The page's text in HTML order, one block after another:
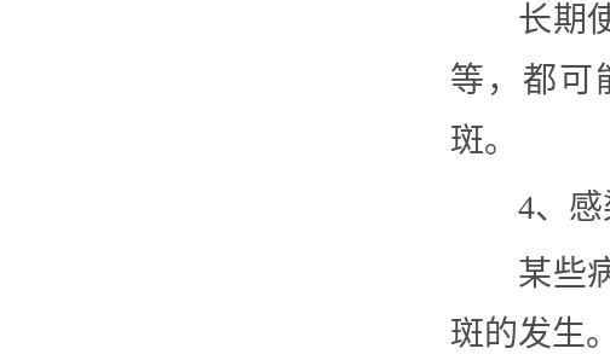
长期
等，都可
斑。
4、
某些
斑的发生。